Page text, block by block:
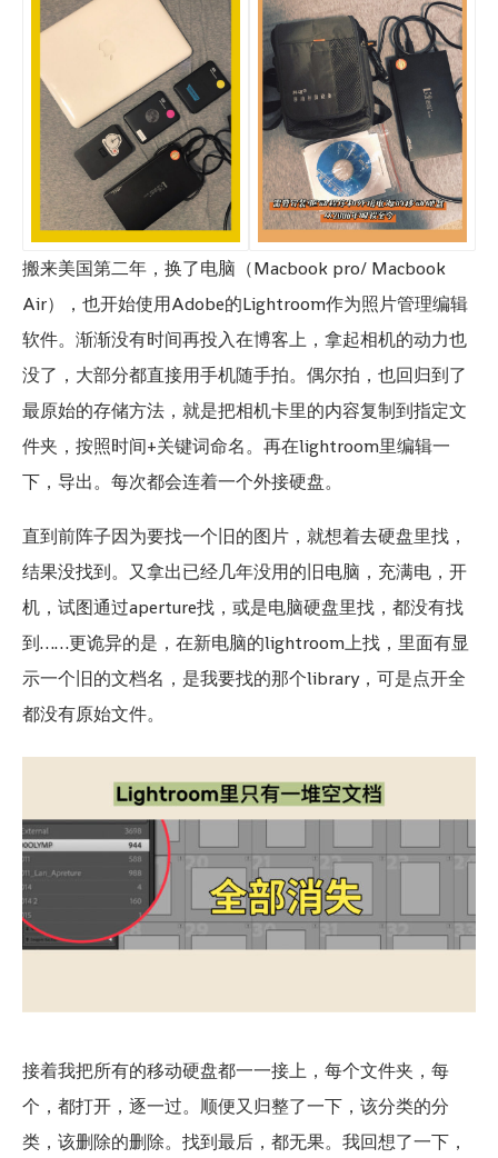
搬来美国第二年，换了电脑（Macbook pro/ Macbook
Air），也开始使用Adobe的Lightroom作为照片管理编辑
软件。渐渐没有时间再投入在博客上，拿起相机的动力也
没了，大部分都直接用手机随手拍。偶尔拍，也回归到了
最原始的存储方法，就是把相机卡里的内容复制到指定文
件夹，按照时间+关键词命名。再在lightroom里编辑一
下，导出。每次都会连着一个外接硬盘。
直到前阵子因为要找一个旧的图片，就想着去硬盘里找，
结果没找到。又拿出已经几年没用的旧电脑，充满电，开
机，试图通过aperture找，或是电脑硬盘里找，都没有找
到……更诡异的是，在新电脑的lightroom上找，里面有显
示一个旧的文档名，是我要找的那个library，可是点开全
都没有原始文件。
接着我把所有的移动硬盘都一一接上，每个文件夹，每
个，都打开，逐一过。顺便又归整了一下，该分类的分
类，该删除的删除。找到最后，都无果。我回想了一下，